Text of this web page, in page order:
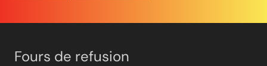
Fours de refusion